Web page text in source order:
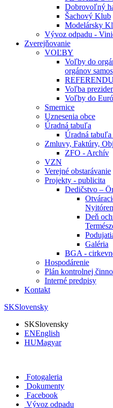
Dobrovoľný
Šachový Klub
Modelársky
Vývoz odpadu -
Zverejňovanie
VOĽBY
Voľby do
orgánov
Voľba
Voľby do
Smernice
Uznesenia obce
Úradná tabuľa
Úradná
Zmluvy, Faktúry,
ZFO - Archív
VZN
Verejné obstarávanie
Projekty - publicita
Dedičstvo –
Deň
Galéria
BGA -
Hospodárenie
Plán kontrolnej
Interné predpisy
Kontakt
SKSlovensky
SKSlovensky
ENEnglish
HUMagyar
Fotogaleria
Dokumenty
Facebook
Vývoz odpadu